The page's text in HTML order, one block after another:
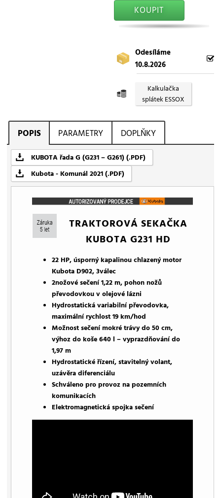
KOUPIT
Odesíláme
10.8.2026
Kalkulačka
splátek ESSOX
POPIS PARAMETRY DOPLŇKY
KUBOTA řada G (G231 – G261) (.PDF)
Kubota - Komunál 2021 (.PDF)
TRAKTOROVÁ SEKAČKA
KUBOTA G231 HD
22 HP, úsporný kapalinou chlazený motor
Kubota D902, 3válec
2nožové sečení 1,22 m, pohon nožů
převodovkou v olejové lázni
Hydrostatická variabilní převodovka,
maximální rychlost 19 km/hod
Možnost sečení mokré trávy do 50 cm,
výhoz do koše 640 l – vyprazdňování do
1,97 m
Hydrostatické řízení, stavitelný volant,
uzávěra diferenciálu
Schváleno pro provoz na pozemních
komunikacích
Elektromagnetická spojka sečení